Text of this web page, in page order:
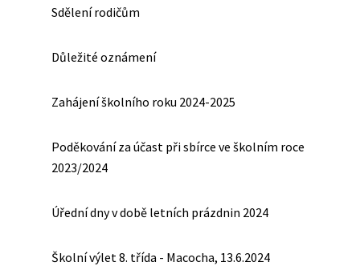
Sdělení rodičům
Důležité oznámení
Zahájení školního roku 2024-2025
Poděkování za účast při sbírce ve školním roce
2023/2024
Úřední dny v době letních prázdnin 2024
Školní výlet 8. třída - Macocha, 13.6.2024